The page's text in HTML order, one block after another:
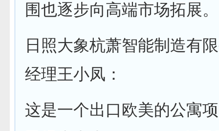
围也逐步向高端市场拓展。
日照大象杭萧智能制造有
经理王小凤：
这是一个出口欧美的公寓